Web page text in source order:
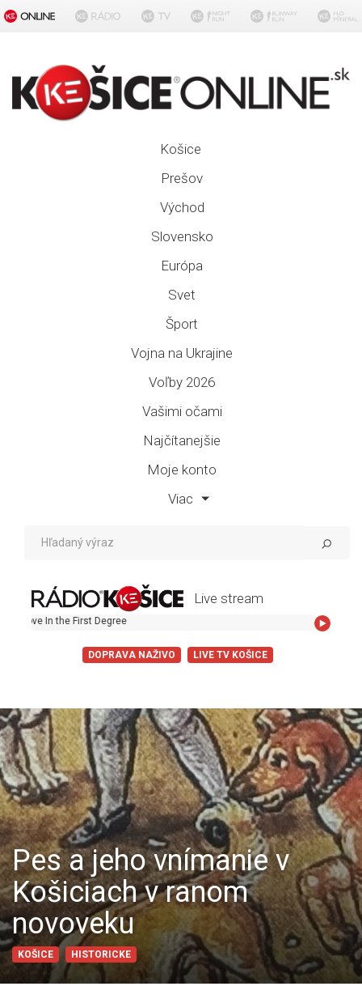
Košice
Prešov
Východ
Slovensko
Európa
Svet
Šport
Vojna na Ukrajine
Voľby 2026
Vašimi očami
Najčítanejšie
Moje konto
Viac
Live stream
Bananarama -
DOPRAVA NAŽIVO LIVE TV KOŠICE
Pes a jeho vnímanie v
Košiciach v ranom
novoveku
KOŠICE HISTORICKE